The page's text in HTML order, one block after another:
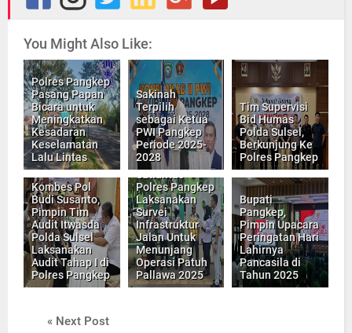
You Might Also Like:
Polres Pangkep
Pasang Papan
Bicara untuk
Meningkatkan
Kesadaran
Keselamatan
Lalu Lintas
Sakinah
Terpilih
sebagai Ketua
PWI Pangkep
Periode 2025-
2028
Tim Supervisi
Bid Humas
Polda Sulsel,
Berkunjung Ke
Polres Pangkep
Kombes Pol
Budi Susanto,
Pimpin Tim
Audit Itwasda
Polda Sulsel
Laksanakan
Audit Tahap I di
Polres Pangkep
Satlantas
Polres Pangkep
Laksanakan
Survei
Infrastruktur
Jalan Untuk
Menunjang
Operasi Patuh
Pallawa 2025
Bupati
Pangkep,
Pimpin Upacara
Peringatan Hari
Lahirnya
Pancasila di
Tahun 2025
« Next Post